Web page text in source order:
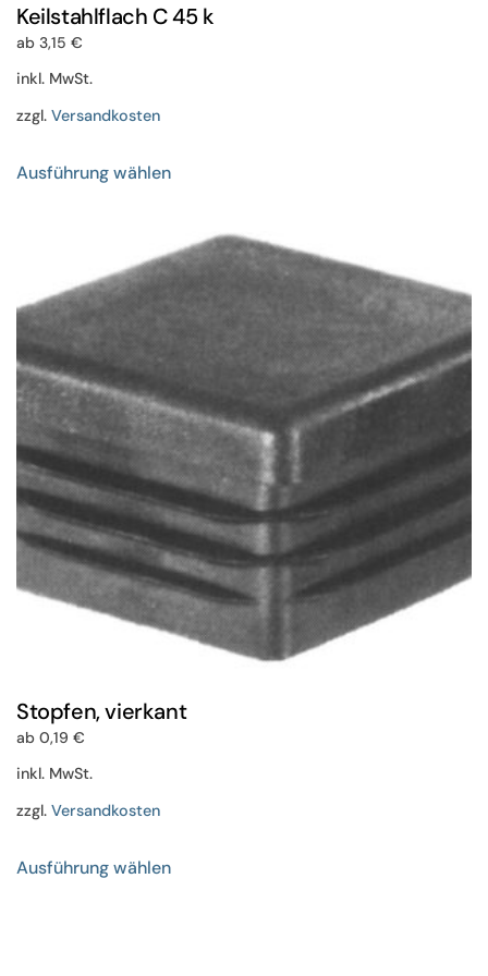
Keilstahlflach C 45 k
ab 3,15 €
inkl. MwSt.
zzgl. Versandkosten
Ausführung wählenProdukt
mehrere
Varianten
der
Produktseite
gewählt
werden
Stopfen, vierkant
ab 0,19 €
inkl. MwSt.
zzgl. Versandkosten
Ausführung wählenProdukt